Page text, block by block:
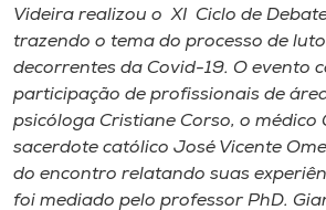
Selecione
o idioma
A+
Videira realizou o XI Ciclo de
trazendo o tema do processo de
decorrentes da Covid-19. O evento
participação de profissionais de
psicóloga Cristiane Corso, o médico
sacerdote católico José Vicente
do encontro relatando suas
foi mediado pelo professor PhD.